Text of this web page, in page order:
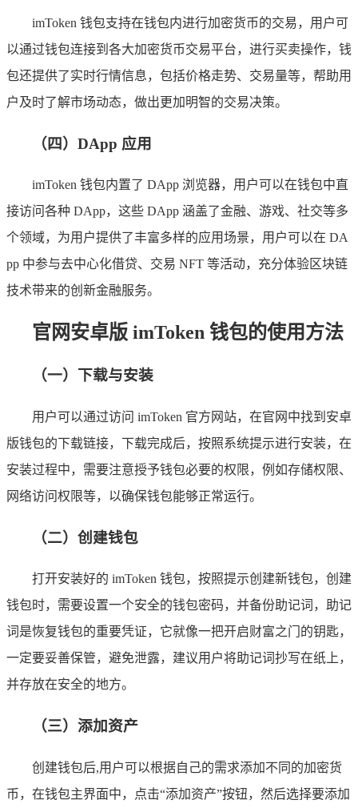
imToken 钱包支持在钱包内进行加密货币的交易，用户可
以通过钱包连接到各大加密货币交易平台，进行买卖操作，钱
包还提供了实时行情信息，包括价格走势、交易量等，帮助用
户及时了解市场动态，做出更加明智的交易决策。
（四）DApp 应用
imToken 钱包内置了 DApp 浏览器，用户可以在钱包中直
接访问各种 DApp，这些 DApp 涵盖了金融、游戏、社交等多
个领域，为用户提供了丰富多样的应用场景，用户可以在 DA
pp 中参与去中心化借贷、交易 NFT 等活动，充分体验区块链
技术带来的创新金融服务。
官网安卓版 imToken 钱包的使用方法
（一）下载与安装
用户可以通过访问 imToken 官方网站，在官网中找到安卓
版钱包的下载链接，下载完成后，按照系统提示进行安装，在
安装过程中，需要注意授予钱包必要的权限，例如存储权限、
网络访问权限等，以确保钱包能够正常运行。
（二）创建钱包
打开安装好的 imToken 钱包，按照提示创建新钱包，创建
钱包时，需要设置一个安全的钱包密码，并备份助记词，助记
词是恢复钱包的重要凭证，它就像一把开启财富之门的钥匙，
一定要妥善保管，避免泄露，建议用户将助记词抄写在纸上，
并存放在安全的地方。
（三）添加资产
创建钱包后,用户可以根据自己的需求添加不同的加密货
币，在钱包主界面中，点击“添加资产”按钮，然后选择要添加